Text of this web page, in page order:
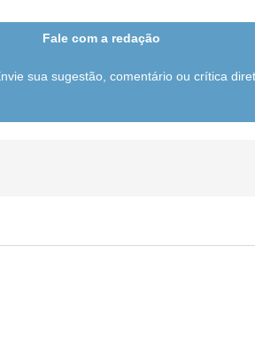
Fale com a redação
sua sugestão, comentário ou crítica